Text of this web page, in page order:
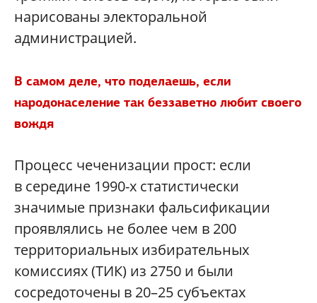
нарисованы электоральной
администрацией.
В самом деле, что поделаешь, если
народонаселение так беззаветно любит своего
вождя
Процесс чеченизации прост: если
в середине 1990-х статистически
значимые признаки фальсификации
проявлялись не более чем в 200
территориальных избирательных
комиссиях (ТИК) из 2750 и были
сосредоточены в 20–25 субъектах